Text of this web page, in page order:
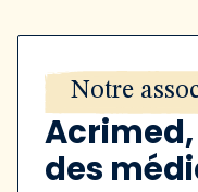
Notre
des